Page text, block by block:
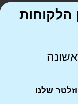
הלקוחות
שלנו